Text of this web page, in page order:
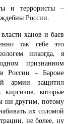
и террористы –
России.
ханов и баев
так себе это
никогда, я
признанном
России – Бароне
армии защитил
которые
ни другим, потому
их соломой
не более, ну